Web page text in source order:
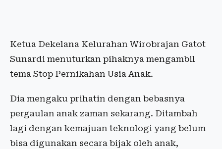
Ketua Dekelana Kelurahan Wirobrajan Gatot
Sunardi menuturkan pihaknya mengambil
tema Stop Pernikahan Usia Anak.
Dia mengaku prihatin dengan bebasnya
pergaulan anak zaman sekarang. Ditambah
lagi dengan kemajuan teknologi yang belum
bisa digunakan secara bijak oleh anak,